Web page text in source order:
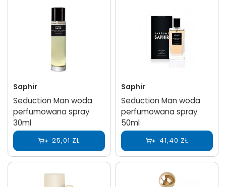
Saphir
Seduction Man woda
perfumowana spray
30ml
25,01 ZŁ
Saphir
Seduction Man woda
perfumowana spray
50ml
41,40 ZŁ